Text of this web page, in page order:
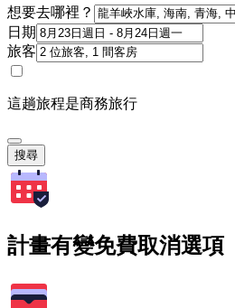
想要去哪裡？
日期
旅客
這趟旅程是商務旅行
搜尋
計畫有變免費取消選項